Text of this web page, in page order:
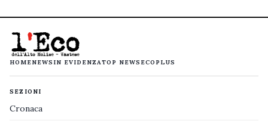
HOMENEWS IN EVIDENZATOP NEWS ECOPLUS
SEZIONI
Cronaca